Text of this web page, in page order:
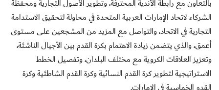
بالتعاون مع رابطة الأندية المحترفة، وتطوير الأصول التجارية ومحفظة
الشركاء لاتحاد الإمارات العربية المتحدة في محاولة لتحقيق الاستدامة
التجارية في الاتحاد، والتواصل مع المزيد من المشجعين على مستوى
أعمق، والذي يتضمن زيادة الاهتمام بكرة القدم بين الأجيال الناشئة،
وتعزيز العلاقات الكروية مع مختلف البلدان، وتفصيل الخطط
الاستراتيجية لتطوير كرة القدم النسائية وكرة القدم الشاطئية وكرة